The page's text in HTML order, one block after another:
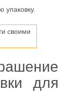
упаковку.
для